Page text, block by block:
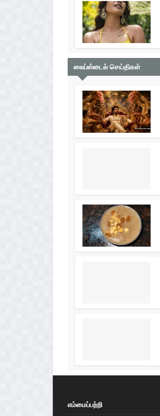
லைப்ஸ்டைல் செய்திகள்
எம்மைப்பற்றி